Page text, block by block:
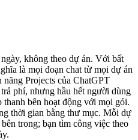
không theo dự án. Với bất
là mọi đoạn chat từ mọi dự án
Projects của ChatGPT
phí, nhưng hầu hết người dùng
thanh bên hoạt động với mọi gói.
thời gian bằng thư mục. Mỗi dự
trong; bạn tìm công việc theo